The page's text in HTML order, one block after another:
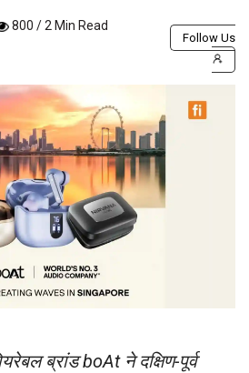
800 / 2 Min Read
Follow Us
ब्रांड boAt ने दक्षिण-पूर्व